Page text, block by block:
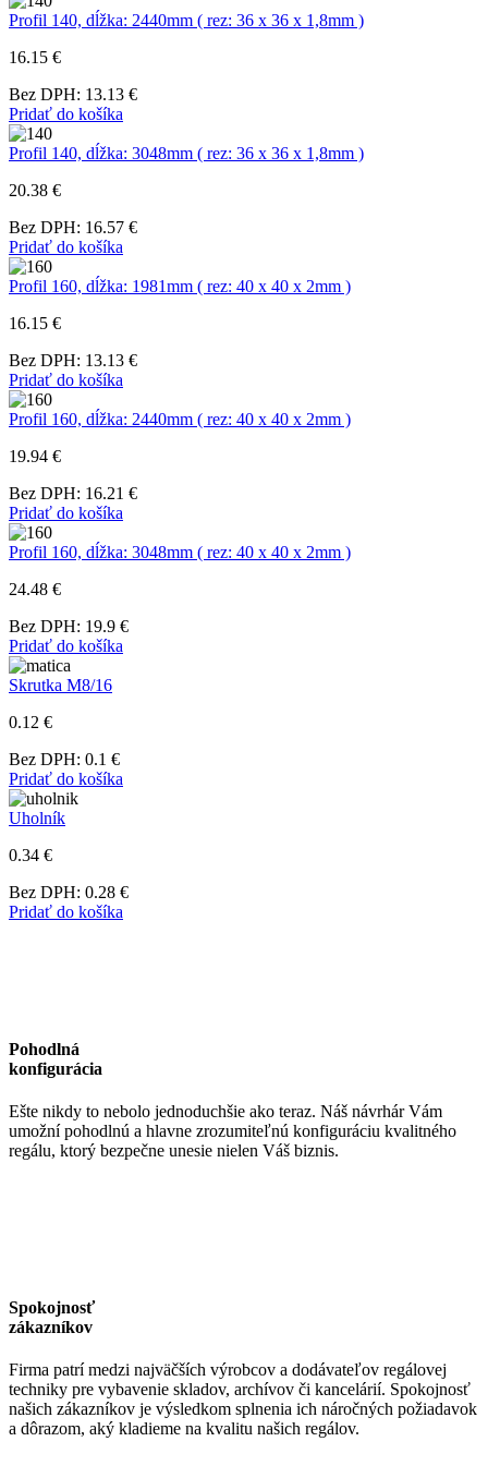
Profil 140, dĺžka: 2440mm ( rez: 36 x 36 x 1,8mm )
16.15 €
Bez DPH: 13.13 €
Pridať do košíka
Profil 140, dĺžka: 3048mm ( rez: 36 x 36 x 1,8mm )
20.38 €
Bez DPH: 16.57 €
Pridať do košíka
Profil 160, dĺžka: 1981mm ( rez: 40 x 40 x 2mm )
16.15 €
Bez DPH: 13.13 €
Pridať do košíka
Profil 160, dĺžka: 2440mm ( rez: 40 x 40 x 2mm )
19.94 €
Bez DPH: 16.21 €
Pridať do košíka
Profil 160, dĺžka: 3048mm ( rez: 40 x 40 x 2mm )
24.48 €
Bez DPH: 19.9 €
Pridať do košíka
Skrutka M8/16
0.12 €
Bez DPH: 0.1 €
Pridať do košíka
Uholník
0.34 €
Bez DPH: 0.28 €
Pridať do košíka
Pohodlná
konfigurácia
Ešte nikdy to nebolo jednoduchšie ako teraz. Náš návrhár Vám
umožní pohodlnú a hlavne zrozumiteľnú konfiguráciu kvalitného
regálu, ktorý bezpečne unesie nielen Váš biznis.
Spokojnosť
zákazníkov
Firma patrí medzi najväčších výrobcov a dodávateľov regálovej
techniky pre vybavenie skladov, archívov či kancelárií. Spokojnosť
našich zákazníkov je výsledkom splnenia ich náročných požiadavok
a dôrazom, aký kladieme na kvalitu našich regálov.